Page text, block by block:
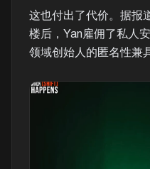
这也付出了代价。据报
楼后，Yan雇佣了私人
领域创始人的匿名性兼